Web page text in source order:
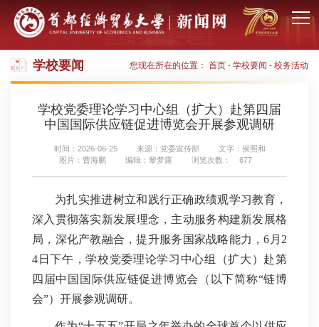
学校要闻 您现在所在的位置： 首页 - 学校要闻 - 校务活动
学校党委理论学习中心组（扩大）赴第四届
中国国际供应链促进博览会开展参观调研
时间：2026-06-25 来源：党委宣传部
文字：侯照和
图片：曹海鹏
编辑：黎梦露 浏览次数： 677
为扎实推进树立和践行正确政绩观学习教育，
深入贯彻落实新发展理念，主动服务构建新发展格
局，深化产教融合，提升服务国家战略能力，6月2
4日下午，学校党委理论学习中心组（扩大）赴第
四届中国国际供应链促进博览会（以下简称“链博
会”）开展参观调研。